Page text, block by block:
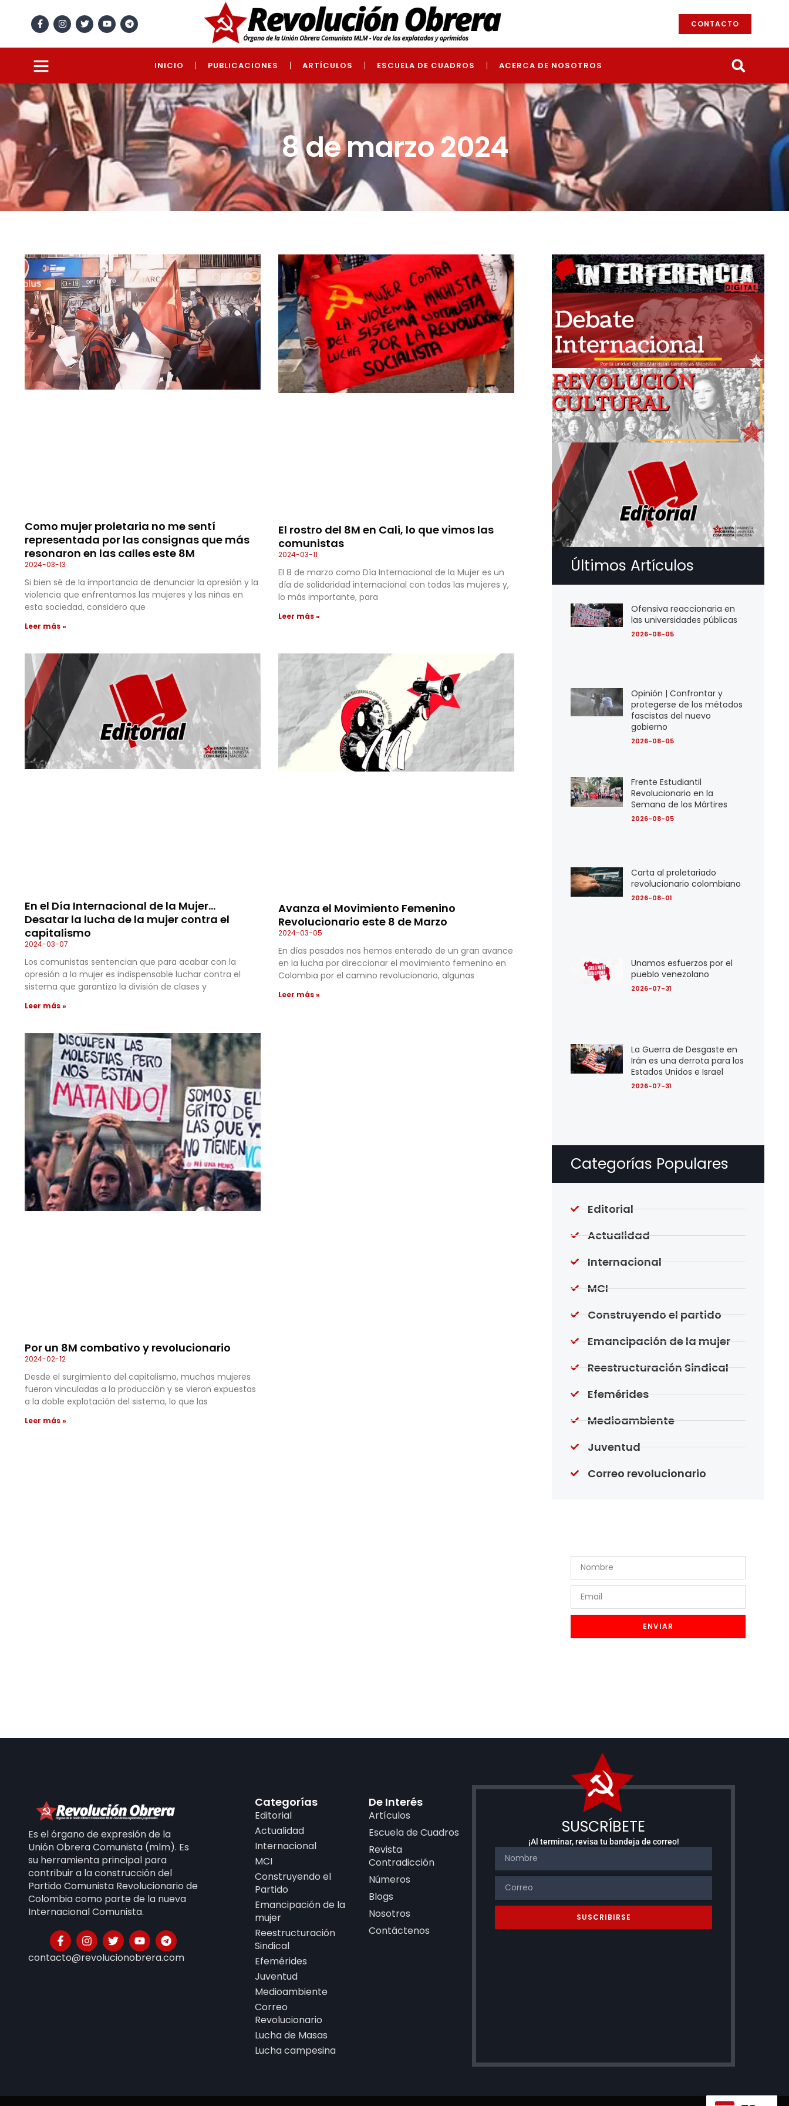
CONTACTO
INICIO PUBLICACIONES ARTÍCULOS ESCUELA DE CUADROS ACERCA DE NOSOTROS
8 de marzo 2024
Como mujer proletaria no me sentí
representada por las consignas que más
resonaron en las calles este 8M
2024-03-13
Si bien sé de la importancia de denunciar la opresión y la
violencia que enfrentamos las mujeres y las niñas en
esta sociedad, considero que
Leer más »
El rostro del 8M en Cali, lo que vimos las
comunistas
2024-03-11
El 8 de marzo como Día Internacional de la Mujer es un
día de solidaridad internacional con todas las mujeres y,
lo más importante, para
Leer más »
En el Día Internacional de la Mujer…
Desatar la lucha de la mujer contra el
capitalismo
2024-03-07
Los comunistas sentencian que para acabar con la
opresión a la mujer es indispensable luchar contra el
sistema que garantiza la división de clases y
Leer más »
Avanza el Movimiento Femenino
Revolucionario este 8 de Marzo
2024-03-05
En días pasados nos hemos enterado de un gran avance
en la lucha por direccionar el movimiento femenino en
Colombia por el camino revolucionario, algunas
Leer más »
Por un 8M combativo y revolucionario
2024-02-12
Desde el surgimiento del capitalismo, muchas mujeres
fueron vinculadas a la producción y se vieron expuestas
a la doble explotación del sistema, lo que las
Leer más »
Últimos Artículos
Ofensiva reaccionaria en
las universidades públicas
2026-08-05
Opinión | Confrontar y
protegerse de los métodos
fascistas del nuevo
gobierno
2026-08-05
Frente Estudiantil
Revolucionario en la
Semana de los Mártires
2026-08-05
Carta al proletariado
revolucionario colombiano
2026-08-01
Unamos esfuerzos por el
pueblo venezolano
2026-07-31
La Guerra de Desgaste en
Irán es una derrota para los
Estados Unidos e Israel
2026-07-31
Categorías Populares
Editorial
Actualidad
Internacional
MCI
Construyendo el partido
Emancipación de la mujer
Reestructuración Sindical
Efemérides
Medioambiente
Juventud
Correo revolucionario
ENVIAR
Es el órgano de expresión de la
Unión Obrera Comunista (mlm). Es
su herramienta principal para
contribuir a la construcción del
Partido Comunista Revolucionario de
Colombia como parte de la nueva
Internacional Comunista.
contacto@revolucionobrera.com
Categorías
Editorial
Actualidad
Internacional
MCI
Construyendo el
Partido
Emancipación de la
mujer
Reestructuración
Sindical
Efemérides
Juventud
Medioambiente
Correo
Revolucionario
Lucha de Masas
Lucha campesina
De Interés
Artículos
Escuela de Cuadros
Revista
Contradicción
Números
Blogs
Nosotros
Contáctenos
SUSCRÍBETE
¡Al terminar, revisa tu bandeja de correo!
SUSCRIBIRSE